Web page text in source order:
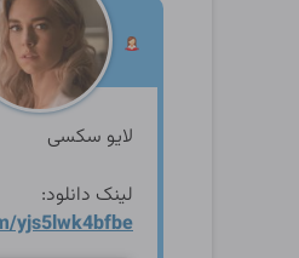
لایو سکسی
لینک دانلود:
yjs5lwk4bfbe